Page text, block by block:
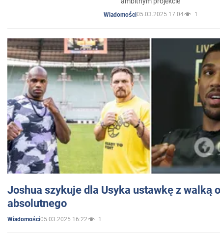
Wiadomości05.03.2025 17:04 1
Joshua szykuje dla Usyka ustawkę z walką
absolutnego
Wiadomości05.03.2025 16:22 1